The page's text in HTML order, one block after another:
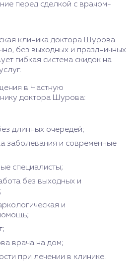
перед сделкой с врачом-
клиника доктора Шурова
без выходных и праздничных
гибкая система скидок на
в Частную
доктора Шурова:
длинных очередей;
заболевания и современные
специалисты;
без выходных и
и
врача на дом;
при лечении в клинике.